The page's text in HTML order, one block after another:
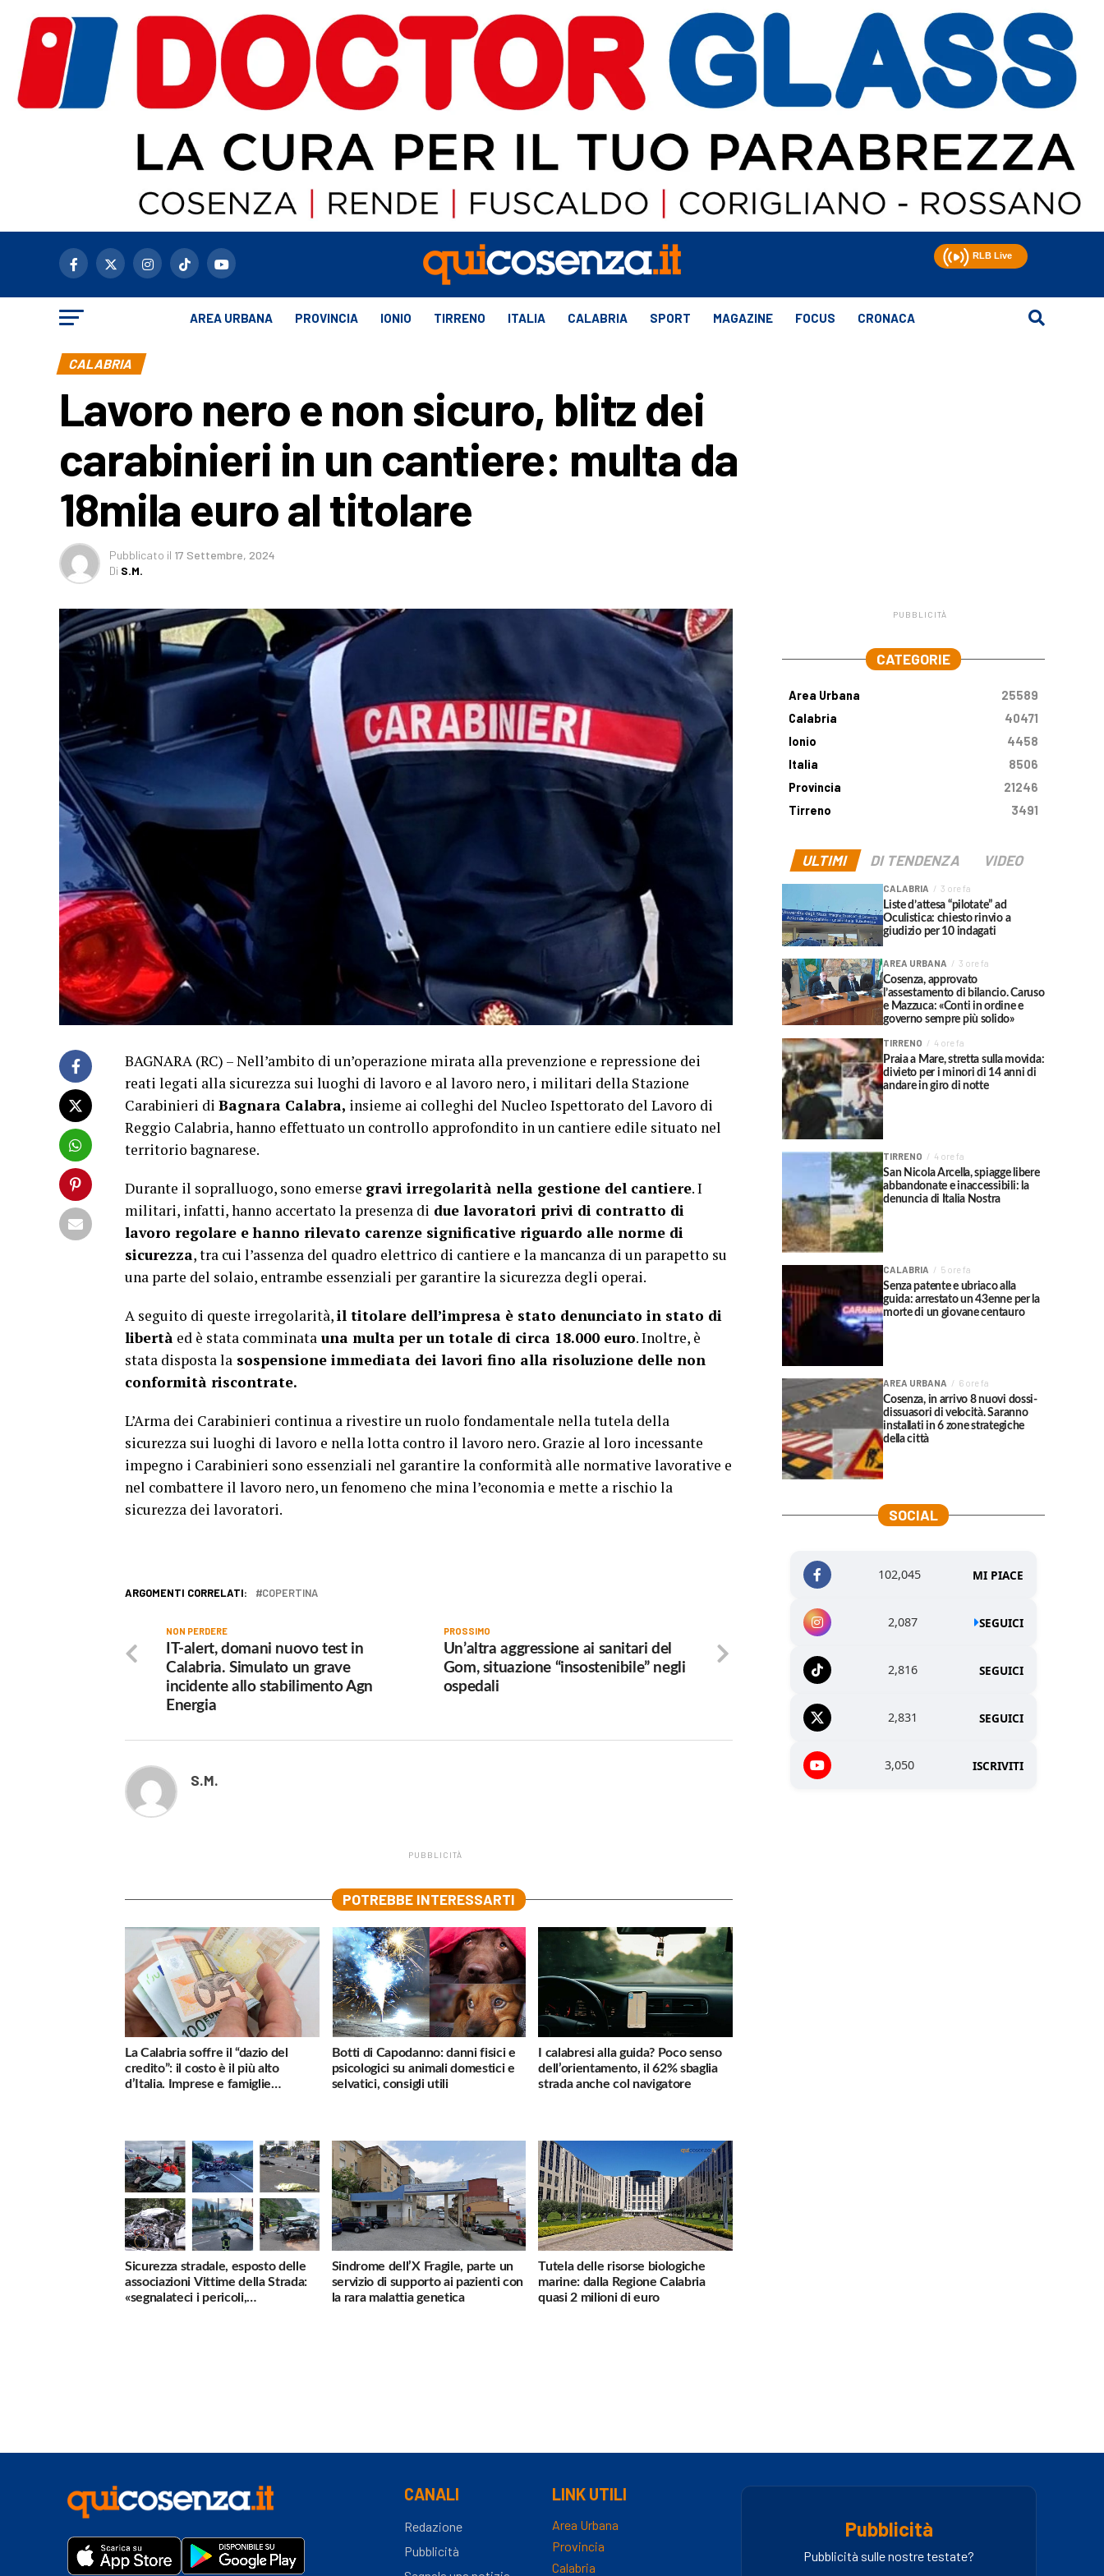
AREA URBANA PROVINCIA IONIO TIRRENO ITALIA CALABRIA SPORT MAGAZINE FOCUS CRONACA
CALABRIA
Lavoro nero e non sicuro, blitz dei
carabinieri in un cantiere: multa da
18mila euro al titolare
Pubblicato il 17 Settembre, 2024
Di S.M.
BAGNARA (RC) – Nell’ambito di un’operazione mirata alla prevenzione e repressione dei
reati legati alla sicurezza sui luoghi di lavoro e al lavoro nero, i militari della Stazione
Carabinieri di Bagnara Calabra, insieme ai colleghi del Nucleo Ispettorato del Lavoro di
Reggio Calabria, hanno effettuato un controllo approfondito in un cantiere edile situato nel
territorio bagnarese.
Durante il sopralluogo, sono emerse gravi irregolarità nella gestione del cantiere. I
militari, infatti, hanno accertato la presenza di due lavoratori privi di contratto di
lavoro regolare e hanno rilevato carenze significative riguardo alle norme di
sicurezza, tra cui l’assenza del quadro elettrico di cantiere e la mancanza di un parapetto su
una parte del solaio, entrambe essenziali per garantire la sicurezza degli operai.
A seguito di queste irregolarità,il titolare dell’impresa è stato denunciato in stato di
libertà ed è stata comminata una multa per un totale di circa 18.000 euro. Inoltre, è
stata disposta la sospensione immediata dei lavori fino alla risoluzione delle non
conformità riscontrate.
L’Arma dei Carabinieri continua a rivestire un ruolo fondamentale nella tutela della
sicurezza sui luoghi di lavoro e nella lotta contro il lavoro nero. Grazie al loro incessante
impegno i Carabinieri sono essenziali nel garantire la conformità alle normative lavorative e
nel combattere il lavoro nero, un fenomeno che mina l’economia e mette a rischio la
sicurezza dei lavoratori.
ARGOMENTI CORRELATI: COPERTINA
PROSSIMO
Un’altra aggressione ai sanitari del
Gom, situazione “insostenibile” negli
ospedali
NON PERDERE
IT-alert, domani nuovo test in
Calabria. Simulato un grave
incidente allo stabilimento Agn
Energia
S.M.
PUBBLICITÀ
POTREBBE INTERESSARTI
La Calabria soffre il “dazio del
credito”: il costo è il più alto
d’Italia. Imprese e famiglie
Botti di Capodanno: danni fisici e
psicologici su animali domestici e
selvatici, consigli utili
I calabresi alla guida? Poco senso
dell’orientamento, il 62% sbaglia
strada anche col navigatore
Sicurezza stradale, esposto delle
associazioni Vittime della Strada:
«segnalateci i pericoli,
Sindrome dell’X Fragile, parte un
servizio di supporto ai pazienti con
la rara malattia genetica
Tutela delle risorse biologiche
marine: dalla Regione Calabria
quasi 2 milioni di euro
PUBBLICITÀ
CATEGORIE
Area Urbana
25589
Calabria
40471
Ionio
4458
Italia
8506
Provincia
21246
Tirreno
3491
ULTIMI DI TENDENZA VIDEO
CALABRIA 3 ore fa
Liste d’attesa “pilotate” ad
Oculistica: chiesto rinvio a
giudizio per 10 indagati
AREA URBANA 3 ore fa
Cosenza, approvato
l’assestamento di bilancio. Caruso
e Mazzuca: «Conti in ordine e
governo sempre più solido»
TIRRENO 4 ore fa
Praia a Mare, stretta sulla movida:
divieto per i minori di 14 anni di
andare in giro di notte
TIRRENO 4 ore fa
San Nicola Arcella, spiagge libere
abbandonate e inaccessibili: la
denuncia di Italia Nostra
CALABRIA 5 ore fa
Senza patente e ubriaco alla
guida: arrestato un 43enne per la
morte di un giovane centauro
AREA URBANA 6 ore fa
Cosenza, in arrivo 8 nuovi dossi-
dissuasori di velocità. Saranno
installati in 6 zone strategiche
della città
SOCIAL
102,045 MI PIACE
2,087 SEGUICI
2,816 SEGUICI
2,831 SEGUICI
3,050 ISCRIVITI
CANALI
Redazione
Pubblicità
LINK UTILI
Area Urbana
Provincia
Calabria
Pubblicità
Pubblicità sulle nostre testate?